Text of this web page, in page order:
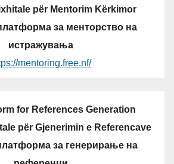
për Mentorim Kërkimor
за менторство на
истражувања
mentoring.free.nf/
for References Generation
për Gjenerimin e Referencave
за генерирање на